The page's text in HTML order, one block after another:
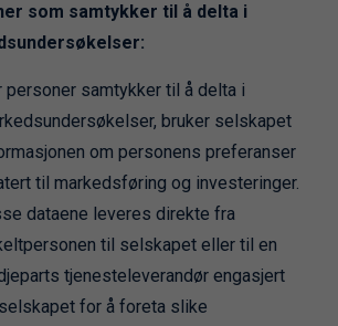
som samtykker til å delta i
personer samtykker til å delta i
bruker selskapet
om personens preferanser
til markedsføring og investeringer.
dataene leveres direkte fra
til selskapet eller til en
tjenesteleverandør engasjert
for å foreta slike